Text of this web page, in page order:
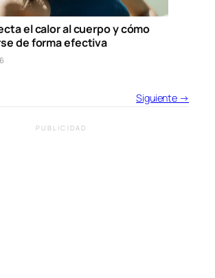
el calor al cuerpo y cómo
de forma efectiva
Siguiente →
PUBLICIDAD